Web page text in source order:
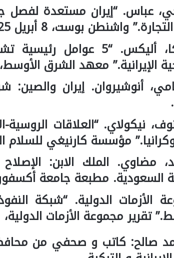
عباس. “إيران مستعدة
واشنطن بوست، 8 أبريل 2025.
فاتانكا، أليكس. “5
الإيرانية.” معهد الشرق الأوسط، 1 مايو 2025.
أنوشيروان. إيران والصين:
نيكولاي. “العلاقات
مؤسسة كارنيغي للسلام
مضاوي. الملك الابن:
السعودية. مطبعة جامعة أكسفورد،
الأزمات الدولية. “شبكة
تقرير مجموعة الأزمات الدولية،
صالح: كاتب و صحفي من